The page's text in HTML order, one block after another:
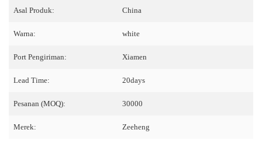
Asal Produk: China
Warna: white
Port Pengiriman: Xiamen
Lead Time: 20days
Pesanan (MOQ): 30000
Merek: Zeeheng